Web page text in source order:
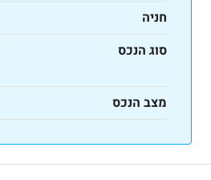
חניה
סוג הנכס
מצב הנכס